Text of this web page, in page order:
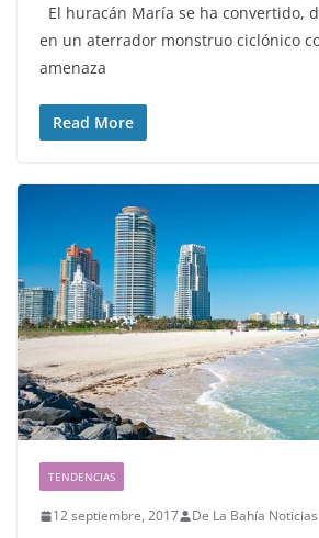
El huracán María se ha convertido,
en un aterrador monstruo ciclónico
amenaza
Read More
TENDENCIAS
12 septiembre, 2017 De La Bahía Noticias